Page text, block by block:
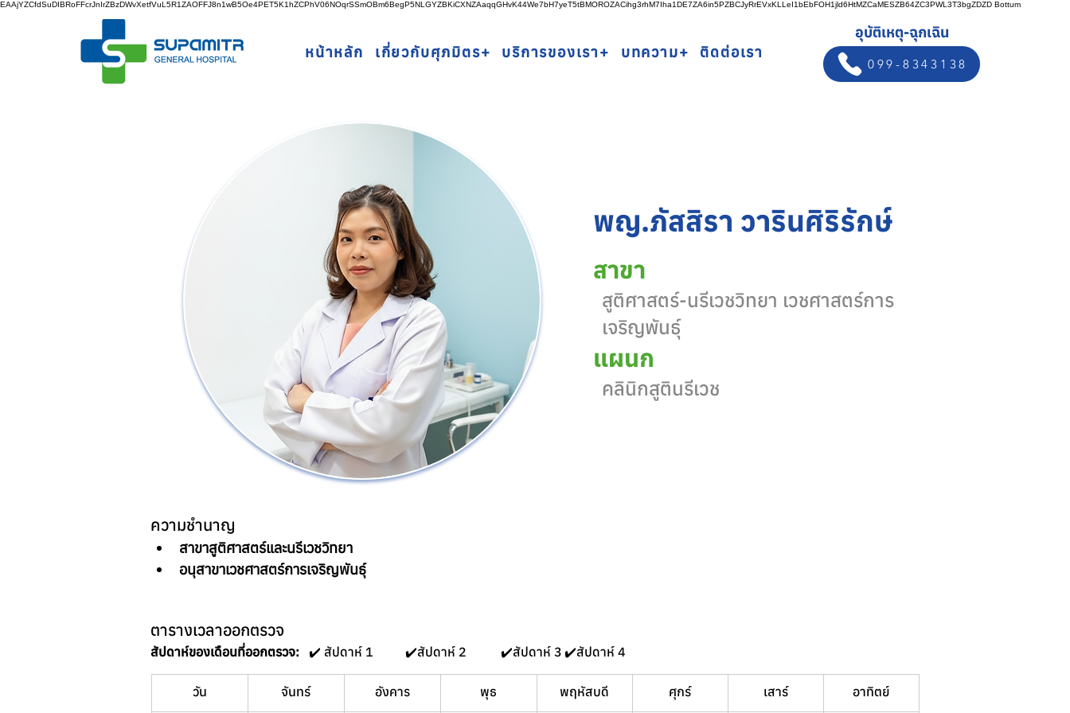
EAAjYZCfdSuDIBRoFFcrJnIrZBzDWvXetfVuL5R1ZAOFFJ8n1wB5Oe4PET5K1hZCPhV06NOqrSSmOBm6BegP5NLGYZBKiCXNZAaqqGHvK44We7bH7yeT5tBMOROZACihg3rhM7Iha1DE7ZA6in5PZBCJyRrEVxKLLeI1bEbFOH1jld6HtMZCaMESZB64ZC3PWL3T3bgZDZD Bottum
หน้าหลัก เกี่ยวกับศุภมิตร+ บริการของเรา+ บทความ+ ติดต่อเรา
อุบัติเหตุ-ฉุกเฉิน
099-8343138
พญ.ภัสสิรา วารินศิริรักษ์
สาขา
สูติศาสตร์-นรีเวชวิทยา เวชศาสตร์การ
เจริญพันธุ์
แผนก
คลินิกสูตินรีเวช
ความชำนาญ
สาขาสูติศาสตร์และนรีเวชวิทยา
อนุสาขาเวชศาสตร์การเจริญพันธุ์
ตารางเวลาออกตรวจ
สัปดาห์ของเดือนที่ออกตรวจ:
   ✔️ สัปดาห์ 1	✔️สัปดาห์ 2 	✔️สัปดาห์ 3	✔️สัปดาห์ 4
วัน จันทร์ อังคาร พุธ พฤหัสบดี ศุกร์ เสาร์ อาทิตย์